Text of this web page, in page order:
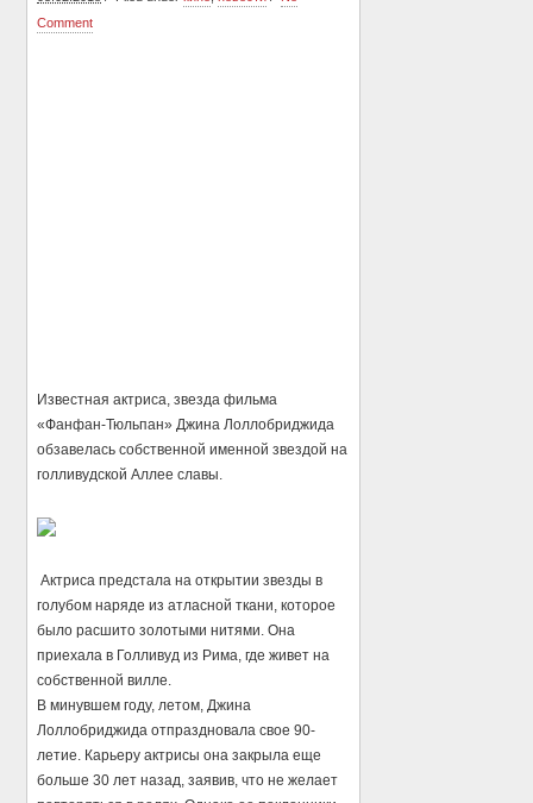
Comment
Известная актриса, звезда фильма
«Фанфан-Тюльпан» Джина Лоллобриджида
обзавелась собственной именной звездой на
голливудской Аллее славы.
Актриса предстала на открытии звезды в
голубом наряде из атласной ткани, которое
было расшито золотыми нитями. Она
приехала в Голливуд из Рима, где живет на
собственной вилле.
В минувшем году, летом, Джина
Лоллобриджида отпраздновала свое 90-
летие. Карьеру актрисы она закрыла еще
больше 30 лет назад, заявив, что не желает